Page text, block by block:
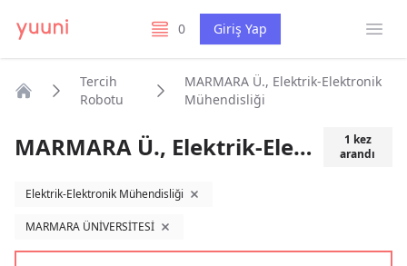
0
listelerim Giriş Yap
Tercih
Robotu
MARMARA Ü., Elektrik-Elektronik
Mühendisliği
MARMARA Ü., Elektrik-Elektronik Mühendisliği 1 kez
arandı
Elektrik-Elektronik Mühendisliği filtreyi kaldır
MARMARA ÜNİVERSİTESİ filtreyi kaldır